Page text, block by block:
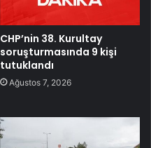
CHP’nin 38. Kurultay
soruşturmasında 9 kişi
tutuklandı
Ağustos 7, 2026